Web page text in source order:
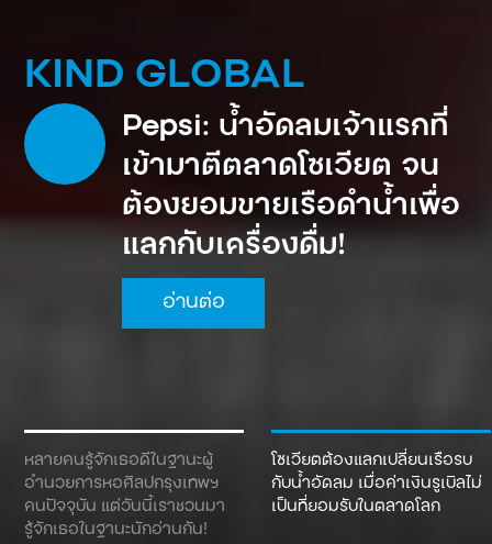
หลายคนรู้จักเธอดีในฐานะผู้
อำนวยการหอศิลปกรุงเทพฯ
คนปัจจุบัน แต่วันนี้เราชวนมา
รู้จักเธอในฐานะนักอ่านกัน!
โซเวียตต้องแลกเปลี่ยนเรือรบ
กับน้ำอัดลม เมื่อค่าเงินรูเบิลไม่
เป็นที่ยอมรับในตลาดโลก
KIND GLOBAL
Pepsi: น้ำอัดลมเจ้าแรกที่
เข้ามาตีตลาดโซเวียต จน
ต้องยอมขายเรือดำน้ำเพื่อ
แลกกับเครื่องดื่ม!
อ่านต่อ